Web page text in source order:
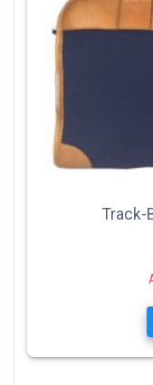
Track-